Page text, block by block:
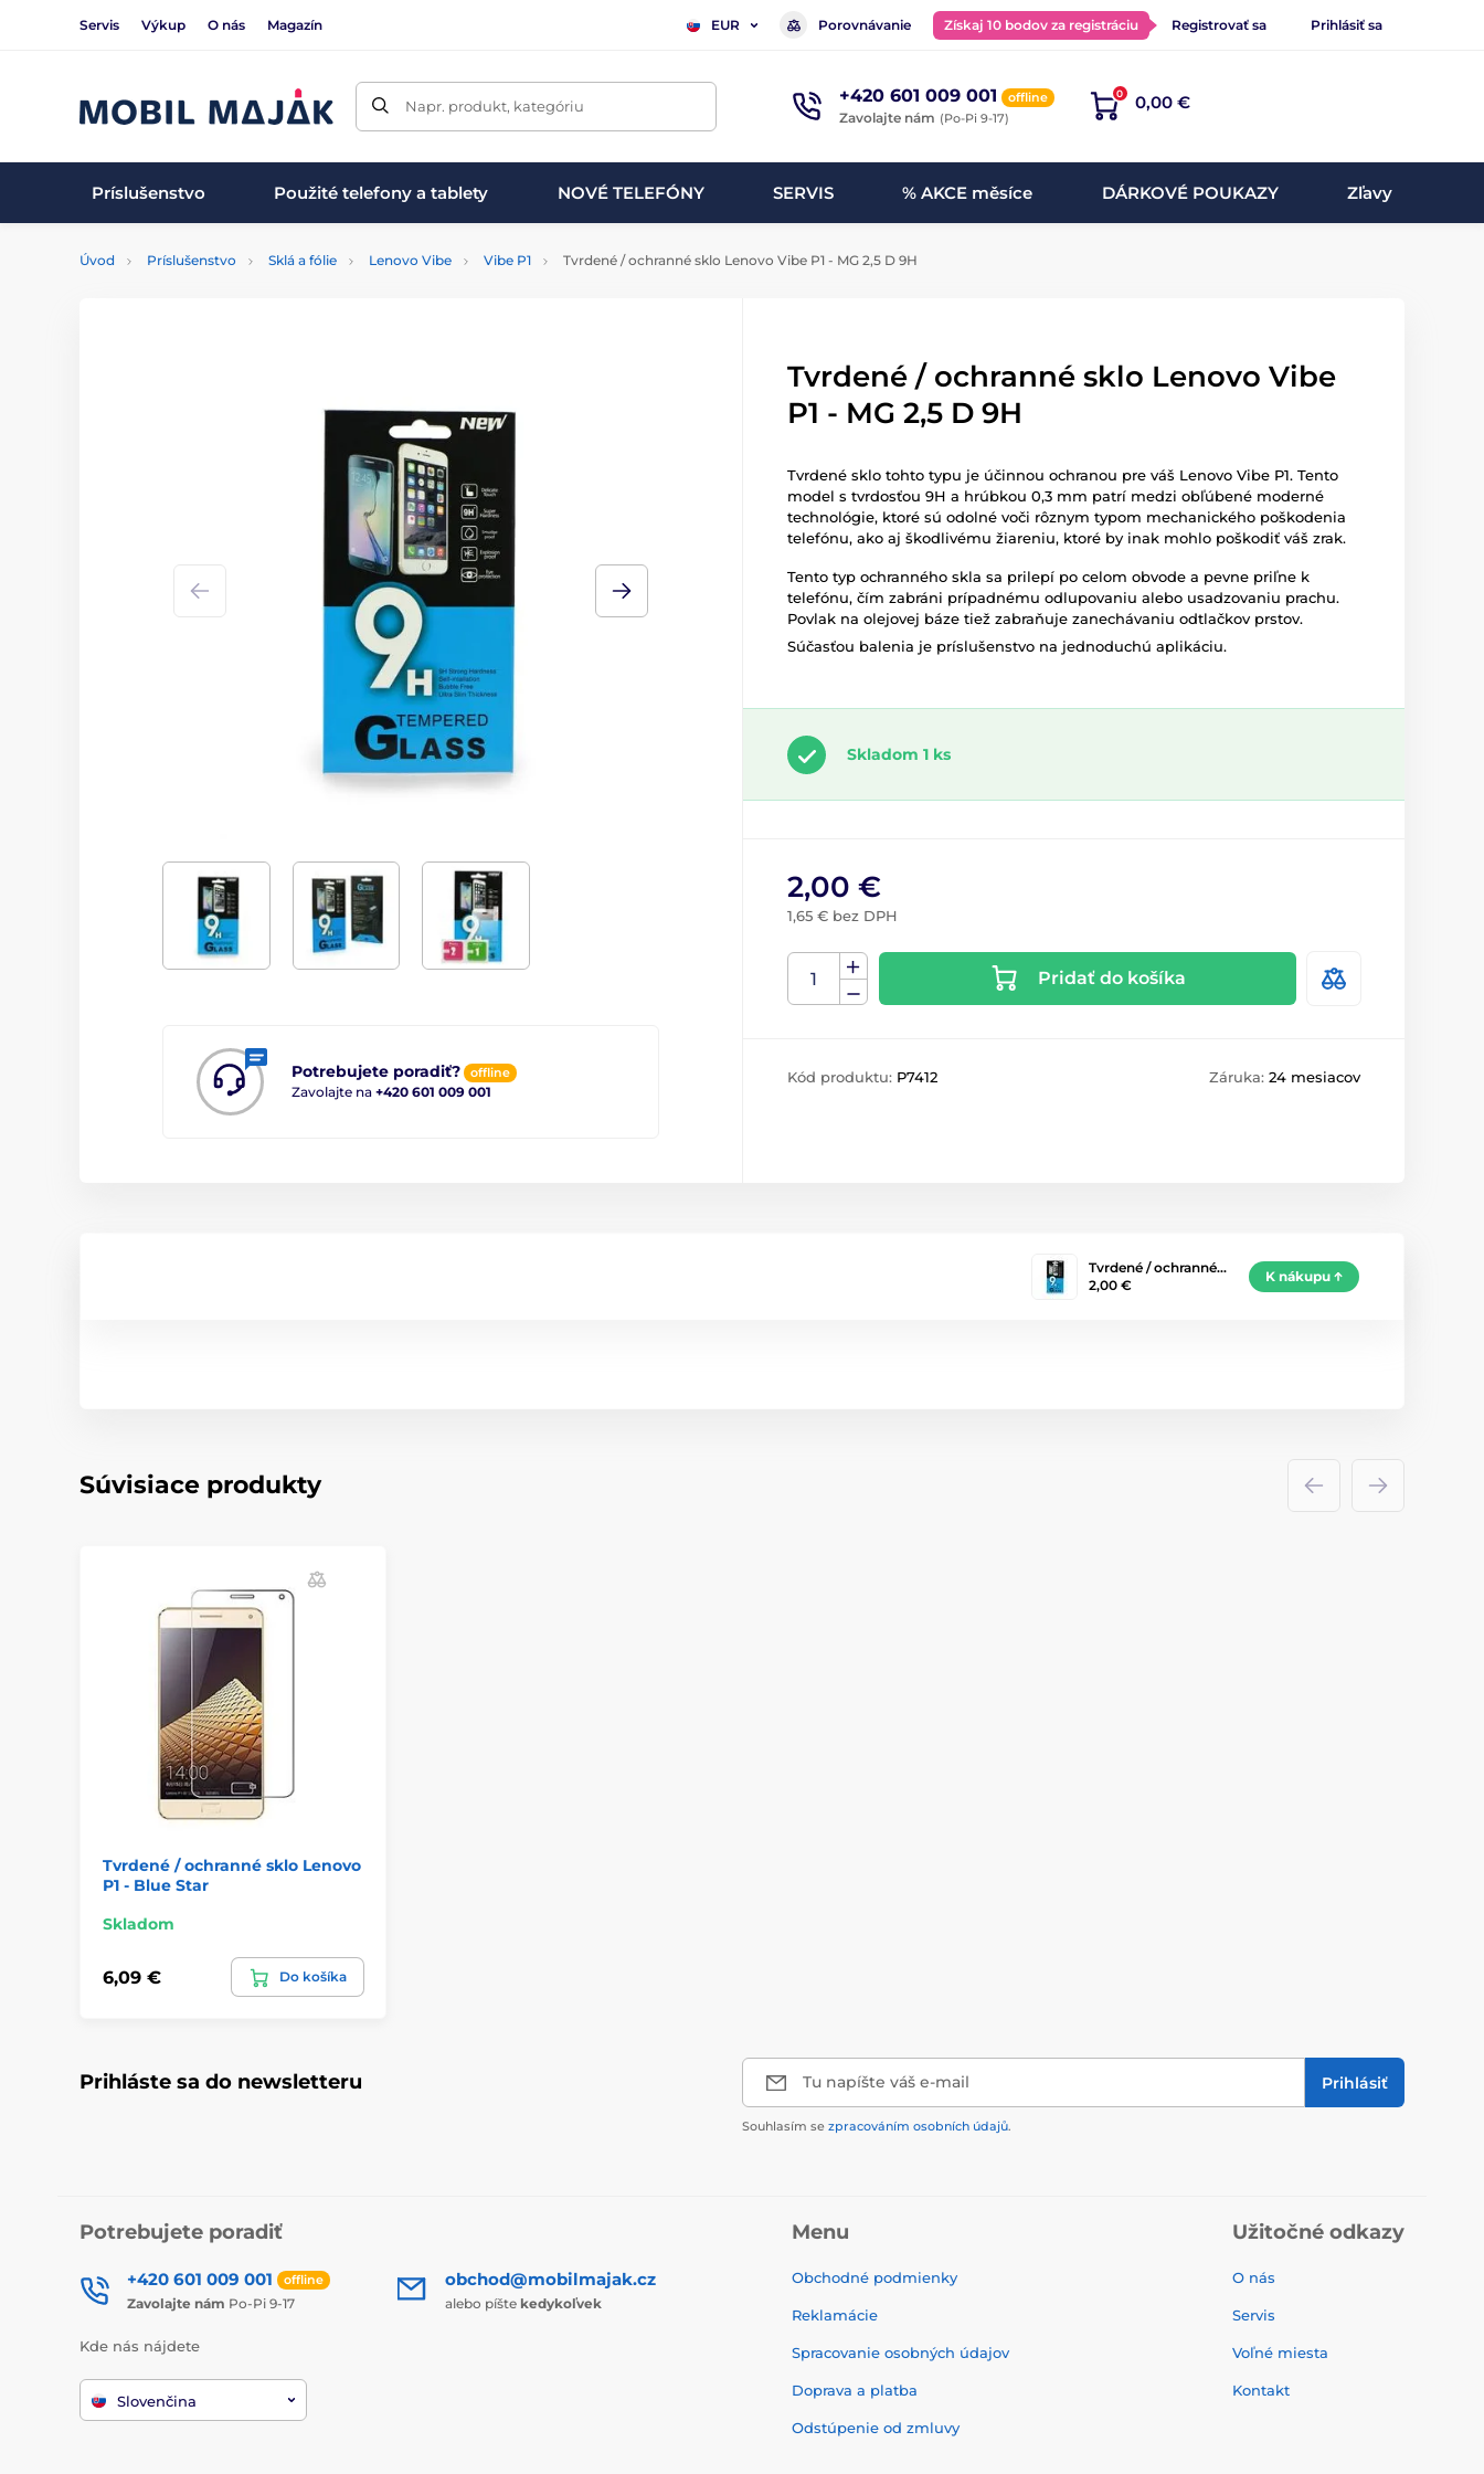
Servis Výkup O nás Magazín EUR Porovnávanie Získaj 10 bodov za registráciu Registrovať sa Prihlásiť sa
Napr. produkt, kategóriu +420 601 009 001 offline
Zavolajte nám (Po-Pi 9-17)
0 0,00 €
Príslušenstvo Použité telefony a tablety NOVÉ TELEFÓNY SERVIS % AKCE měsíce DÁRKOVÉ POUKAZY Zľavy
Úvod Príslušenstvo Sklá a fólie Lenovo Vibe Vibe P1 Tvrdené / ochranné sklo Lenovo Vibe P1 - MG 2,5 D 9H
Potrebujete poradiť? offline
Zavolajte na +420 601 009 001
Tvrdené / ochranné sklo Lenovo Vibe
P1 - MG 2,5 D 9H
Tvrdené sklo tohto typu je účinnou ochranou pre váš Lenovo Vibe P1. Tento
model s tvrdosťou 9H a hrúbkou 0,3 mm patrí medzi obľúbené moderné
technológie, ktoré sú odolné voči rôznym typom mechanického poškodenia
telefónu, ako aj škodlivému žiareniu, ktoré by inak mohlo poškodiť váš zrak.
Tento typ ochranného skla sa prilepí po celom obvode a pevne priľne k
telefónu, čím zabráni prípadnému odlupovaniu alebo usadzovaniu prachu.
Povlak na olejovej báze tiež zabraňuje zanechávaniu odtlačkov prstov.
Súčasťou balenia je príslušenstvo na jednoduchú aplikáciu.
Skladom 1 ks
2,00 €
1,65 € bez DPH
Pridať do košíka
Kód produktu: P7412 Záruka: 24 mesiacov
Tvrdené / ochranné…
2,00 €
K nákupu
Súvisiace produkty
Tvrdené / ochranné sklo Lenovo
P1 - Blue Star
Skladom
6,09 € Do košíka
Prihláste sa do newsletteru Tu napíšte váš e-mail Prihlásiť
Souhlasím se zpracováním osobních údajů.
Potrebujete poradiť
+420 601 009 001 offline
Zavolajte nám Po-Pi 9-17
obchod@mobilmajak.cz
alebo píšte kedykoľvek
Kde nás nájdete
Slovenčina
Menu
Obchodné podmienky
Reklamácie
Spracovanie osobných údajov
Doprava a platba
Odstúpenie od zmluvy
Užitočné odkazy
O nás
Servis
Voľné miesta
Kontakt